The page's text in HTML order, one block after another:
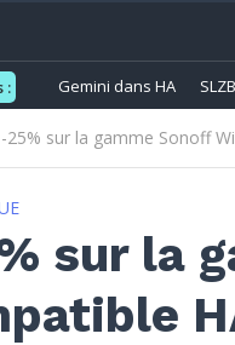
: Gemini dans HA
-25% sur la gamme Sonoff
sur la